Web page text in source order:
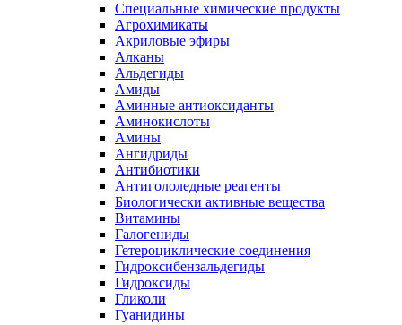
Специальные химические продукты
Агрохимикаты
Акриловые эфиры
Алканы
Альдегиды
Амиды
Аминные антиоксиданты
Аминокислоты
Амины
Ангидриды
Антибиотики
Антигололедные реагенты
Биологически активные вещества
Витамины
Галогениды
Гетероциклические соединения
Гидроксибензальдегиды
Гидроксиды
Гликоли
Гуанидины